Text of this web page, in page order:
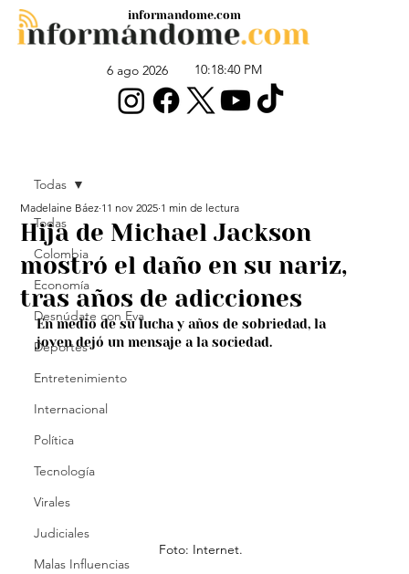
6 ago 2026 10:18:40 PM
informandome.com
Todas
Colombia
Economía
Desnúdate con Eva
Deportes
Entretenimiento
Internacional
Política
Tecnología
Virales
Judiciales
Malas Influencias
Todas
Hija de Michael Jackson
mostró el daño en su nariz,
tras años de adicciones
Madelaine Báez 11 nov 2025 1 min de lectura
En medio de su lucha y años de sobriedad, la
joven dejó un mensaje a la sociedad.
Foto: Internet.